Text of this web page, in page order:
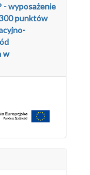
- wyposażenie
punktów
w